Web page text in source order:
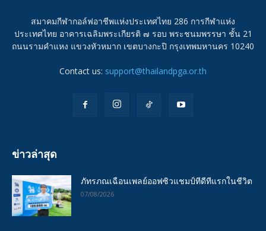
สมาคมกีฬากอล์ฟอาชีพแห่งประเทศไทย 286 การกีฬาแห่ง
ประเทศไทย อาคารเฉลิมพระเกียรติ ๗ รอบ พระชนมพรรษา ชั้น 21
ถนนรามคำแหง แขวงหัวหมาก เขตบางกะปิ กรุงเทพมหานคร 10240
Contact us: support@thailandpga.or.th
ข่าวล่าสุด
ภัทรภณเฉือนเพลย์ออฟซิวแชมป์ทีดีทีแรกในชีวิต
07/08/2026